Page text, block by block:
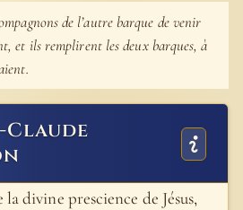
de l’autre barque de venir
et ils remplirent les deux barques, à
Claude
divine prescience de Jésus,